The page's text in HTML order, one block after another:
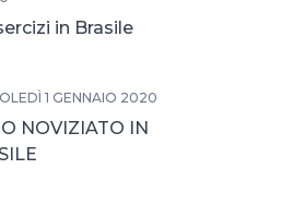
in Brasile
1 GENNAIO 2020
NOVIZIATO IN